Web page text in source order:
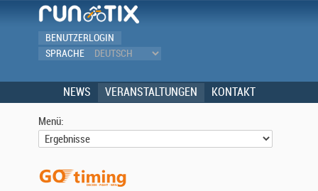
BENUTZERLOGIN
SPRACHE
NEWS VERANSTALTUNGEN KONTAKT
Menü: